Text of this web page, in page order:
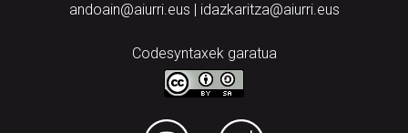
andoain@aiurri.eus | idazkaritza@aiurri.eus
Codesyntaxek garatua